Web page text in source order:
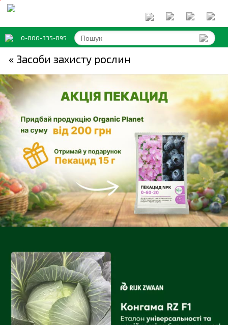
0-800-335-895
« Засоби захисту рослин